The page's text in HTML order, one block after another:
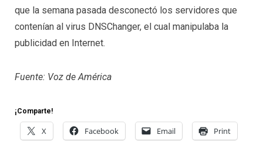
que la semana pasada desconectó los servidores que
contenían al virus DNSChanger, el cual manipulaba la
publicidad en Internet.
Fuente: Voz de América
¡Comparte!
X Facebook Email Print